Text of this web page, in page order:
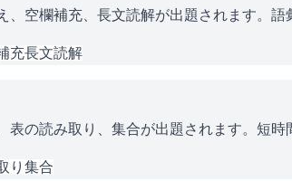
空欄補充、長文読解が出題されます。語
充長文読解
の読み取り、集合が出題されます。短時
り 集合